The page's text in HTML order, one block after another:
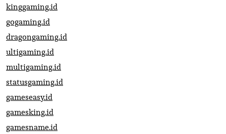
kinggaming.id
gogaming.id
dragongaming.id
ultigaming.id
multigaming.id
statusgaming.id
gameseasy.id
gamesking.id
gamesname.id